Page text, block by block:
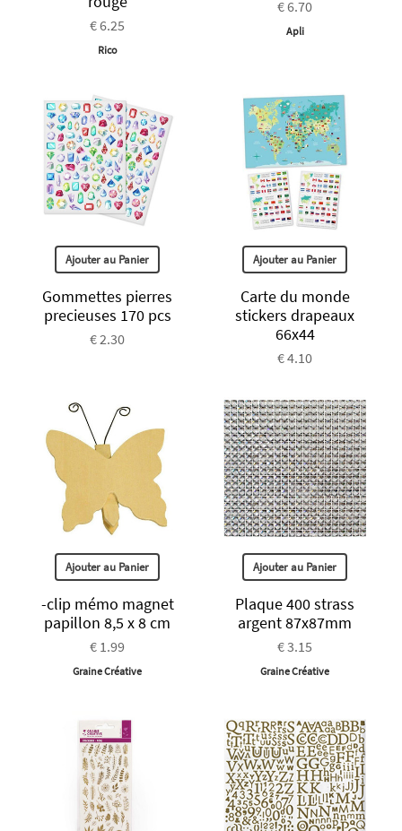
€ 6.25
Rico
€ 6.70
Apli
Ajouter au Panier
Gommettes pierres
precieuses 170 pcs
€ 2.30
Ajouter au Panier
Carte du monde
stickers drapeaux
66x44
€ 4.10
Ajouter au Panier
-clip mémo magnet
papillon 8,5 x 8 cm
€ 1.99
Graine Créative
Ajouter au Panier
Plaque 400 strass
argent 87x87mm
€ 3.15
Graine Créative